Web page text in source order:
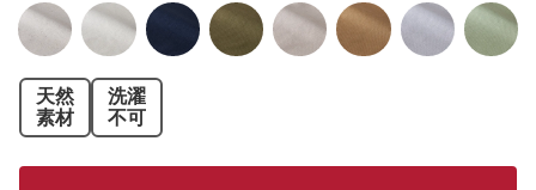
天然
素材
洗濯
不可